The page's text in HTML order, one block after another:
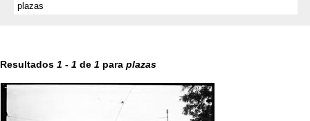
Resultados 1 - 1 de 1 para plazas